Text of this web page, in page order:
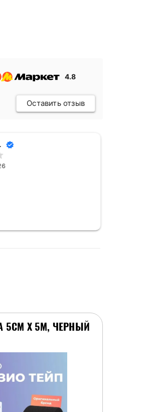
4.8
Оставить отзыв
5СМ Х 5М, ЧЕРНЫЙ